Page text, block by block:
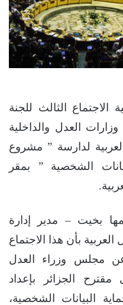
الاجتماع الثالث للجنة
العدل والداخلية
لدارسة ” مشروع
الشخصية ” بمقر
بخيت – مدير إدارة
العربية بأن هذا الاجتماع
عن مجلس وزراء العدل
الجزائر بإعداد
البيانات الشخصية،